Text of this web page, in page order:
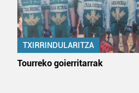
TXIRRINDULARITZA
Tourreko goierritarrak